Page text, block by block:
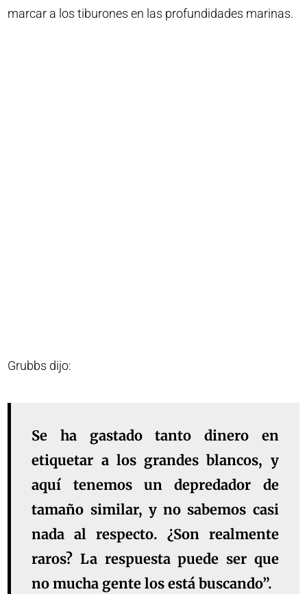
marcar a los tiburones en las profundidades marinas.
Grubbs dijo:
Se ha gastado tanto dinero en
etiquetar a los grandes blancos, y
aquí tenemos un depredador de
tamaño similar, y no sabemos casi
nada al respecto. ¿Son realmente
raros? La respuesta puede ser que
no mucha gente los está buscando”.